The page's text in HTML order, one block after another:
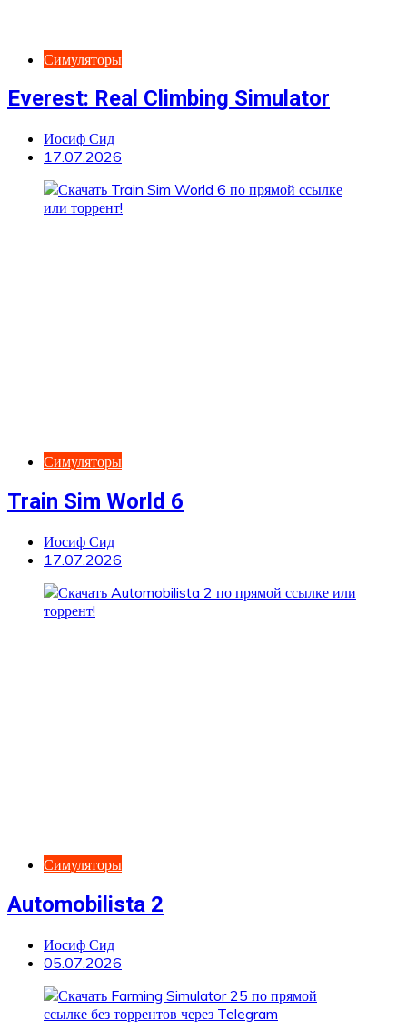
Симуляторы
Everest: Real Climbing Simulator
Иосиф Сид
17.07.2026
Симуляторы
Train Sim World 6
Иосиф Сид
17.07.2026
Симуляторы
Automobilista 2
Иосиф Сид
05.07.2026